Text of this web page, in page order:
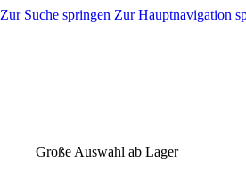
Zur Suche springen Zur Hauptnavigation
Große Auswahl ab Lager